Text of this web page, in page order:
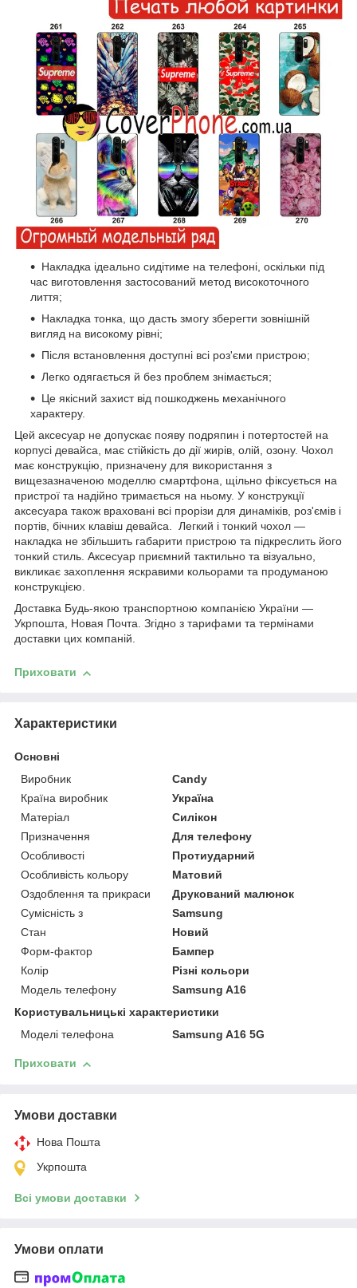
Накладка ідеально сидітиме на телефоні, оскільки під
час виготовлення застосований метод високоточного
лиття;
Накладка тонка, що дасть змогу зберегти зовнішній
вигляд на високому рівні;
Після встановлення доступні всі роз'єми пристрою;
Легко одягається й без проблем знімається;
Це якісний захист від пошкоджень механічного
характеру.
Цей аксесуар не допускає появу подряпин і потертостей на
корпусі девайса, має стійкість до дії жирів, олій, озону. Чохол
має конструкцію, призначену для використання з
вищезазначеною моделлю смартфона, щільно фіксується на
пристрої та надійно тримається на ньому. У конструкції
аксесуара також враховані всі прорізи для динаміків, роз'ємів і
портів, бічних клавіш девайса. Легкий і тонкий чохол —
накладка не збільшить габарити пристрою та підкреслить його
тонкий стиль. Аксесуар приємний тактильно та візуально,
викликає захоплення яскравими кольорами та продуманою
конструкцією.
Доставка Будь-якою транспортною компанією України —
Укрпошта, Новая Почта. Згідно з тарифами та термінами
доставки цих компаній.
Приховати
Характеристики
Основні
Виробник
Candy
Країна виробник
Україна
Матеріал
Силікон
Призначення
Для телефону
Особливості
Протиударний
Особливість кольору
Матовий
Оздоблення та прикраси
Друкований малюнок
Сумісність з
Samsung
Стан
Новий
Форм-фактор
Бампер
Колір
Різні кольори
Модель телефону
Samsung A16
Користувальницькі характеристики
Моделі телефона
Samsung A16 5G
Приховати
Умови доставки
Нова Пошта
Укрпошта
Всі умови доставки
Умови оплати